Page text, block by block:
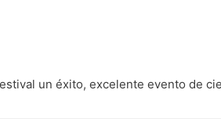
un éxito, excelente evento de